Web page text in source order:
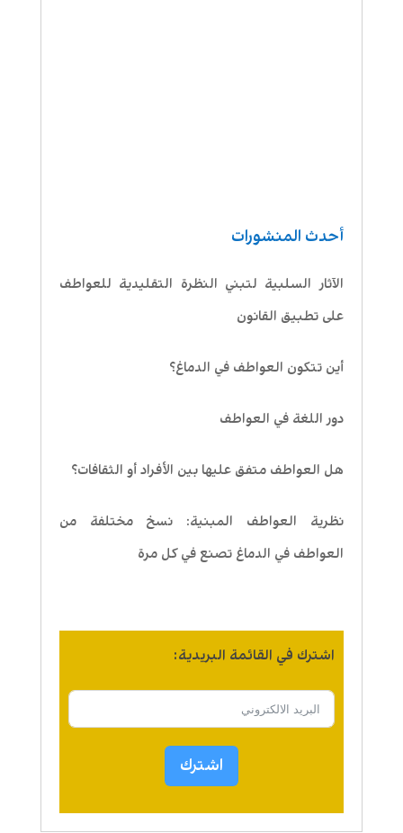
أحدث المنشورات
الآثار السلبية لتبني النظرة التقليدية للعواطف
على تطبيق القانون
أين تتكون العواطف في الدماغ؟
دور اللغة في العواطف
هل العواطف متفق عليها بين الأفراد أو الثقافات؟
نظرية العواطف المبنية: نسخ مختلفة من
العواطف في الدماغ تصنع في كل مرة
اشترك في القائمة البريدية:
اشترك